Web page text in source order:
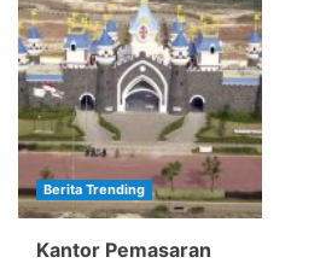
Berita Trending
Kantor Pemasaran